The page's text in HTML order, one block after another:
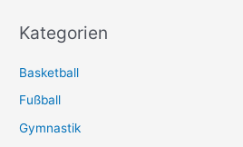
Kategorien
Basketball
Fußball
Gymnastik